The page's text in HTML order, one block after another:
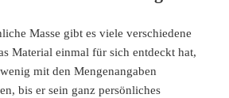
Masse gibt es viele verschiedene
Material einmal für sich entdeckt hat,
mit den Mengenangaben
bis er sein ganz persönliches